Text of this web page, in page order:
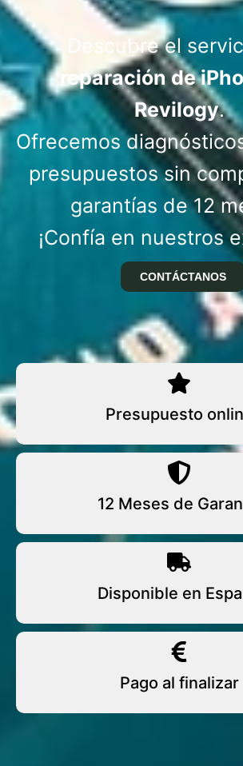
Descubre el
reparación de
Revilogy.
Ofrecemos
presupuestos sin
garantías de 12
¡Confía en nuestros
CONTÁCTANOS
Presupuesto
12 Meses de
Disponible en
Pago al finalizar